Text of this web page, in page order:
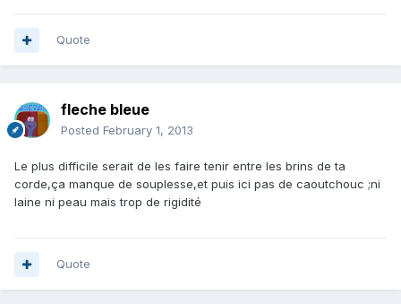
Quote
fleche bleue
Posted February 1, 2013
Le plus difficile serait de les faire tenir entre les brins de ta
corde,ça manque de souplesse,et puis ici pas de caoutchouc ;ni
laine ni peau mais trop de rigidité
Quote